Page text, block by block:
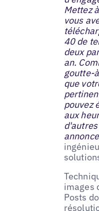
Mettez
vous
40 de
deux
an.
goutte-
que
pouvez
aux
images
Posts